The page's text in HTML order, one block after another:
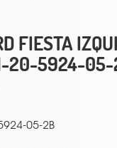
FIESTA
20-5924-05-
05-2B